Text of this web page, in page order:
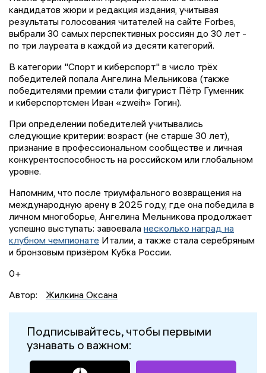
кандидатов жюри и редакция издания, учитывая
результаты голосования читателей на сайте Forbes,
выбрали 30 самых перспективных россиян до 30 лет -
по три лауреата в каждой из десяти категорий.
В категории "Спорт и киберспорт" в число трёх
победителей попала Ангелина Мельникова (также
победителями премии стали фигурист Пётр Гуменник
и киберспортсмен Иван «zweih» Гогин).
При определении победителей учитывались
следующие критерии: возраст (не старше 30 лет),
признание в профессиональном сообществе и личная
конкурентоспособность на российском или глобальном
уровне.
Напомним, что после триумфального возвращения на
международную арену в 2025 году, где она победила в
личном многоборье, Ангелина Мельникова продолжает
успешно выступать: завоевала несколько наград на
клубном чемпионате Италии, а также стала серебряным
и бронзовым призёром Кубка России.
0+
Автор:
Жилкина Оксана
Подписывайтесь, чтобы первыми
узнавать о важном: